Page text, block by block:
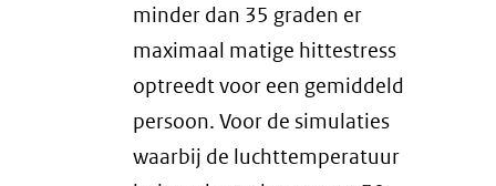
minder dan 35 graden er
maximaal matige hittestress
optreedt voor een gemiddeld
persoon. Voor de simulaties
waarbij de luchttemperatuur